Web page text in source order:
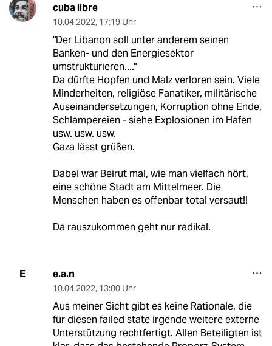
cuba libre
10.04.2022, 17:19 Uhr
"Der Libanon soll unter anderem seinen
Banken- und den Energiesektor
umstrukturieren...."
Da dürfte Hopfen und Malz verloren sein. Viele
Minderheiten, religiöse Fanatiker, militärische
Auseinandersetzungen, Korruption ohne Ende,
Schlampereien - siehe Explosionen im Hafen
usw. usw. usw.
Gaza lässt grüßen.
Dabei war Beirut mal, wie man vielfach hört,
eine schöne Stadt am Mittelmeer. Die
Menschen haben es offenbar total versaut!!
Da rauszukommen geht nur radikal.
E e.a.n
10.04.2022, 13:00 Uhr
Aus meiner Sicht gibt es keine Rationale, die
für diesen failed state irgende weitere externe
Unterstützung rechtfertigt. Allen Beteiligten ist